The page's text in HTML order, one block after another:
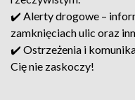
✔️ Alerty drogowe –
zamknięciach ulic oraz
✔️ Ostrzeżenia i
Cię nie zaskoczy!